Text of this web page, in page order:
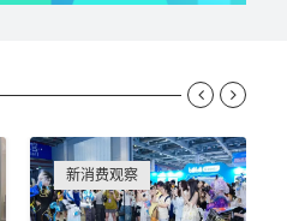
新消费观察
 